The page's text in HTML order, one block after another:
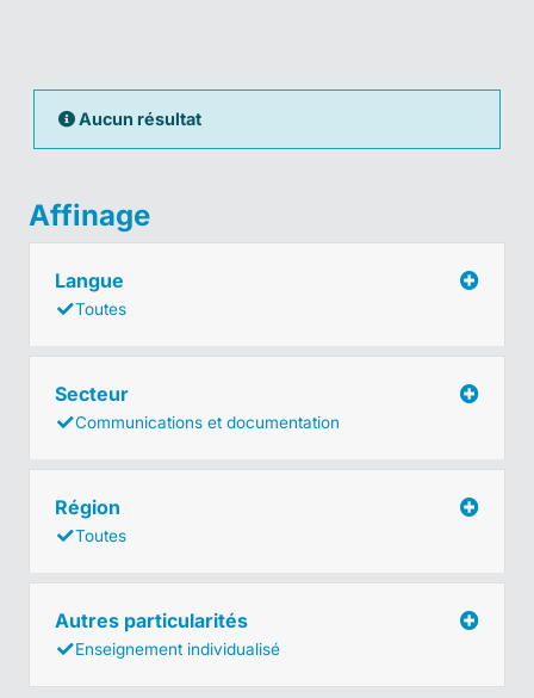
Aucun résultat
Affinage
Langue
Toutes
Secteur
Communications et documentation
Région
Toutes
Autres particularités
Enseignement individualisé